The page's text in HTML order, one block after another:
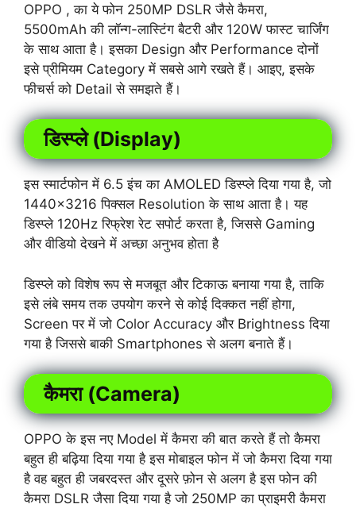
OPPO , का ये फोन 250MP DSLR जैसे कैमरा,
5500mAh की लॉन्ग-लास्टिंग बैटरी और 120W फास्ट चार्जिंग
के साथ आता है। इसका Design और Performance दोनों
इसे प्रीमियम Category में सबसे आगे रखते हैं। आइए, इसके
फीचर्स को Detail से समझते हैं।
डिस्प्ले (Display)
इस स्मार्टफोन में 6.5 इंच का AMOLED डिस्प्ले दिया गया है, जो
1440×3216 पिक्सल Resolution के साथ आता है। यह
डिस्प्ले 120Hz रिफ्रेश रेट सपोर्ट करता है, जिससे Gaming
और वीडियो देखने में अच्छा अनुभव होता है
डिस्प्ले को विशेष रूप से मजबूत और टिकाऊ बनाया गया है, ताकि
इसे लंबे समय तक उपयोग करने से कोई दिक्कत नहीं होगा,
Screen पर में जो Color Accuracy और Brightness दिया
गया है जिससे बाकी Smartphones से अलग बनाते हैं।
कैमरा (Camera)
OPPO के इस नए Model में कैमरा की बात करते हैं तो कैमरा
बहुत ही बढ़िया दिया गया है इस मोबाइल फोन में जो कैमरा दिया गया
है वह बहुत ही जबरदस्त और दूसरे फ़ोन से अलग है इस फोन की
कैमरा DSLR जैसा दिया गया है जो 250MP का प्राइमरी कैमरा